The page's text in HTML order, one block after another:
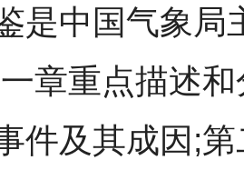
是中国气象局
章重点描述
件及其成因;